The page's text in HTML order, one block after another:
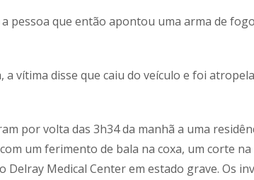
a pessoa que então apontou uma arma de
a vítima disse que caiu do veículo e foi
por volta das 3h34 da manhã a uma
um ferimento de bala na coxa, um corte na
Delray Medical Center em estado grave. Os